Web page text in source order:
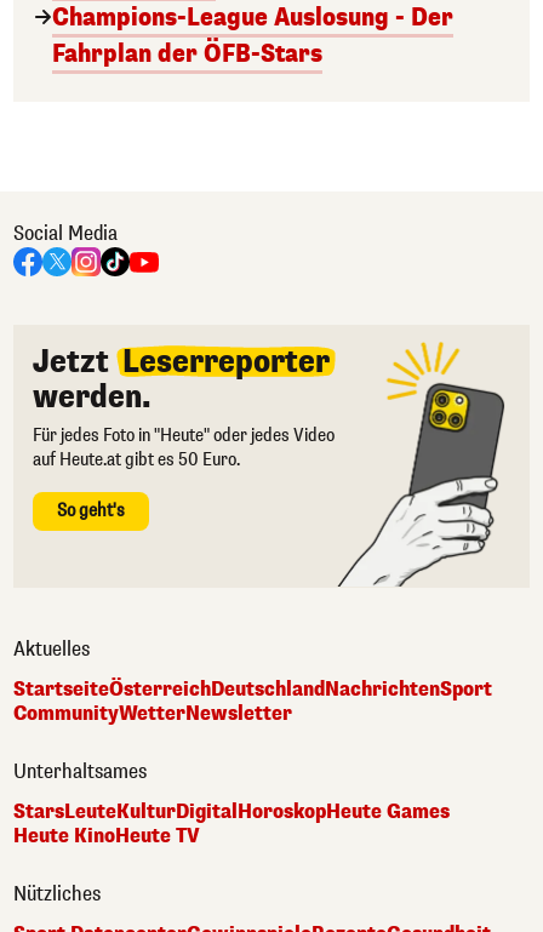
Champions-League Auslosung - Der
Fahrplan der ÖFB-Stars
Social Media
Jetzt Leserreporter
werden.
Für jedes Foto in "Heute" oder jedes Video
auf Heute.at gibt es 50 Euro.
So geht's
Aktuelles
StartseiteÖsterreichDeutschlandNachrichtenSport
CommunityWetterNewsletter
Unterhaltsames
StarsLeuteKulturDigital HoroskopHeute Games
Heute KinoHeute TV
Nützliches